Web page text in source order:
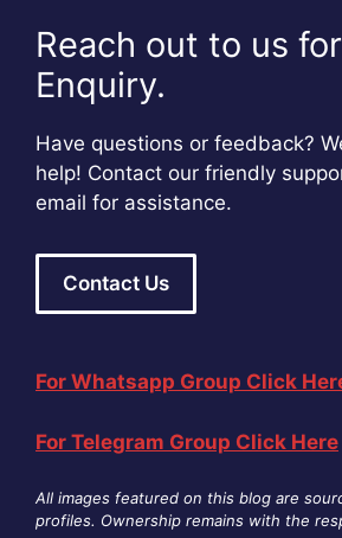
Reach out to us
Enquiry.
Have questions or feedback?
help! Contact our friendly
email for assistance.
Contact Us
For Whatsapp Group Click
For Telegram Group Click Here
All images featured on this blog are
profiles. Ownership remains with the